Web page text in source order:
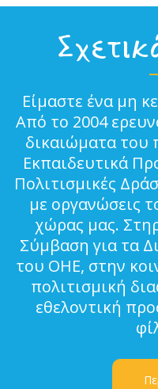
Είμαστε ένα μη
Από το 2004
δικαιώματα του
Εκπαιδευτικά
Πολιτισμικές
με οργανώσεις
χώρας μας.
Σύμβαση για τα
του ΟΗΕ, στην
πολιτισμική
εθελοντική